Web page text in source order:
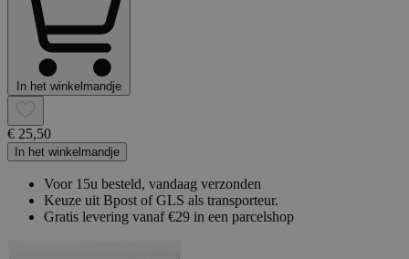
In het winkelmandje
€ 25,50
In het winkelmandje
Voor 15u besteld, vandaag verzonden
Keuze uit Bpost of GLS als transporteur.
Gratis levering vanaf €29 in een parcelshop